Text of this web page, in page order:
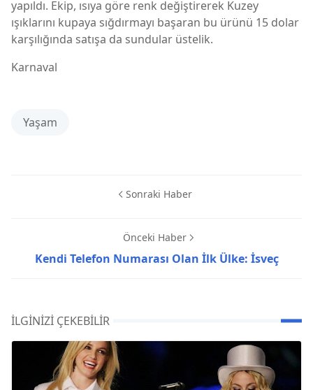
yapıldı. Ekip, ısıya göre renk değiştirerek Kuzey
ışıklarını kupaya sığdırmayı başaran bu ürünü 15 dolar
karşılığında satışa da sundular üstelik.
Karnaval
Yaşam
Sonraki Haber
Önceki Haber
Kendi Telefon Numarası Olan İlk Ülke: İsveç
İLGINIZI ÇEKEBILIR